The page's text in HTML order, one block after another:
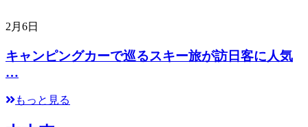
2月6日
キャンピングカーで巡るスキー旅が訪日客に人気
…
もっと見る